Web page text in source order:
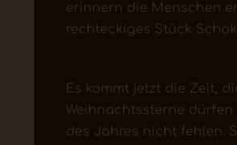
erinnern die Menschen
rechteckiges Stück
Es kommt jetzt die Zeit,
Weihnachtssterne
des Jahres nicht fehlen.